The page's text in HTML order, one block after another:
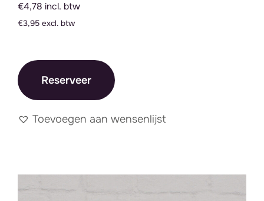
€4,78 incl. btw
€3,95 excl. btw
Reserveer
Toevoegen aan wensenlijst